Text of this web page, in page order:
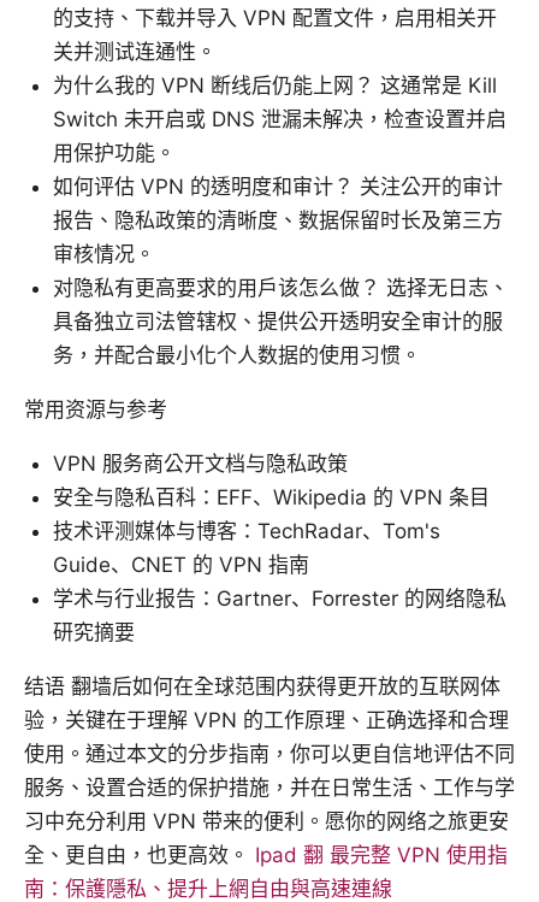
的支持、下载并导入 VPN 配置文件，启用相关开
关并测试连通性。
为什么我的 VPN 断线后仍能上网？ 这通常是 Kill
Switch 未开启或 DNS 泄漏未解决，检查设置并启
用保护功能。
如何评估 VPN 的透明度和审计？ 关注公开的审计
报告、隐私政策的清晰度、数据保留时长及第三方
审核情况。
对隐私有更高要求的用户该怎么做？ 选择无日志、
具备独立司法管辖权、提供公开透明安全审计的服
务，并配合最小化个人数据的使用习惯。
常用资源与参考
VPN 服务商公开文档与隐私政策
安全与隐私百科：EFF、Wikipedia 的 VPN 条目
技术评测媒体与博客：TechRadar、Tom's
Guide、CNET 的 VPN 指南
学术与行业报告：Gartner、Forrester 的网络隐私
研究摘要
结语 翻墙后如何在全球范围内获得更开放的互联网体
验，关键在于理解 VPN 的工作原理、正确选择和合理
使用。通过本文的分步指南，你可以更自信地评估不同
服务、设置合适的保护措施，并在日常生活、工作与学
习中充分利用 VPN 带来的便利。愿你的网络之旅更安
全、更自由，也更高效。 Ipad 翻 最完整 VPN 使用指
南：保護隱私、提升上網自由與高速連線